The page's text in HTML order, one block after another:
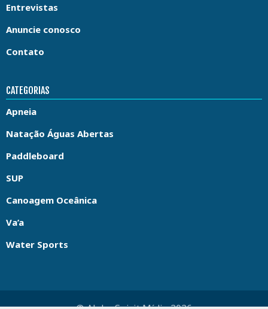
Entrevistas
Anuncie conosco
Contato
CATEGORIAS
Apneia
Natação Águas Abertas
Paddleboard
SUP
Canoagem Oceânica
Va’a
Water Sports